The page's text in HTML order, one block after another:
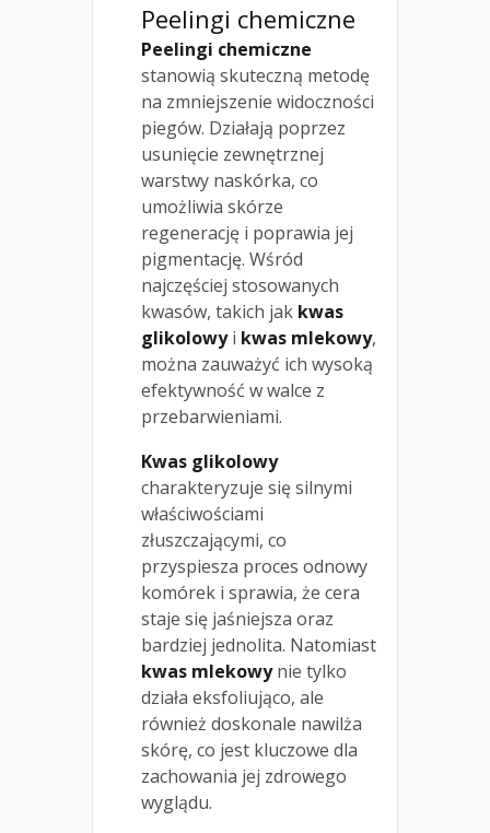
Peelingi chemiczne
Peelingi chemiczne
stanowią skuteczną metodę
na zmniejszenie widoczności
piegów. Działają poprzez
usunięcie zewnętrznej
warstwy naskórka, co
umożliwia skórze
regenerację i poprawia jej
pigmentację. Wśród
najczęściej stosowanych
kwasów, takich jak kwas
glikolowyi kwas mlekowy,
można zauważyć ich wysoką
efektywność w walce z
przebarwieniami.
Kwas glikolowy
charakteryzuje się silnymi
właściwościami
złuszczającymi, co
przyspiesza proces odnowy
komórek i sprawia, że cera
staje się jaśniejsza oraz
bardziej jednolita. Natomiast
kwas mlekowynie tylko
działa eksfoliująco, ale
również doskonale nawilża
skórę, co jest kluczowe dla
zachowania jej zdrowego
wyglądu.